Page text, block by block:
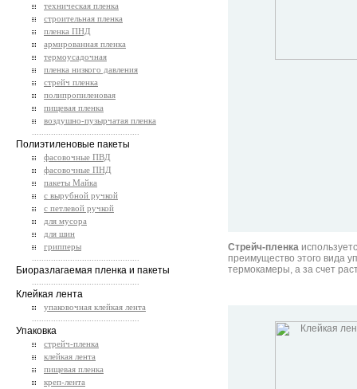
Стрейч-пленка
преимущество этого вида
термокамеры, а за счет
техническая пленка
строительная пленка
пленка ПНД
армированная пленка
термоусадочная
пленка низкого давления
стрейч пленка
полипропиленовая
пищевая пленка
воздушно-пузырчатая пленка
Полиэтиленовые пакеты
фасовочные ПВД
фасовочные ПНД
пакеты Майка
с вырубной ручкой
с петлевой ручкой
для мусора
для шин
грипперы
Биоразлагаемая пленка и пакеты
Клейкая лента
упаковочная клейкая лента
Упаковка
стрейч-пленка
клейкая лента
пищевая пленка
креп-лента